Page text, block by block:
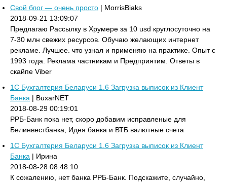
Свой блог — очень просто | MorrisBiaks
2018-09-21 13:09:07
Предлагаю Рассылку в Хрумере за 10 usd круглосуточно на
7-30 млн свежих ресурсов. Обучаю желающих интернет
рекламе. Лучшее. что узнал и применяю на практике. Опыт с
1993 года. Реклама частникам и Предприятим. Ответы в
скайпе Viber
1C Бухгалтерия Беларуси 1.6 Загрузка выписок из Клиент
Банка | BuxarNET
2018-08-29 00:19:01
РРБ-Банк пока нет, скоро добавим исправленые для
Белинвестбанка, Идея банка и ВТБ валютные счета
1C Бухгалтерия Беларуси 1.6 Загрузка выписок из Клиент
Банка | Ирина
2018-08-28 08:48:10
К сожалению, нет банка РРБ-Банк. Подскажите, случайно,